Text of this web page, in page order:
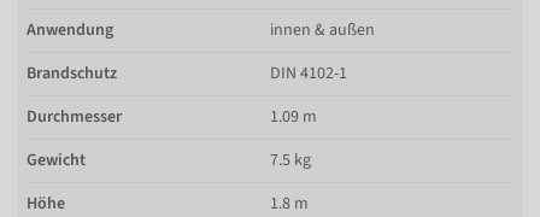
Anwendung
innen & außen
Brandschutz
DIN 4102-1
Durchmesser
1.09 m
Gewicht
7.5 kg
Höhe
1.8 m